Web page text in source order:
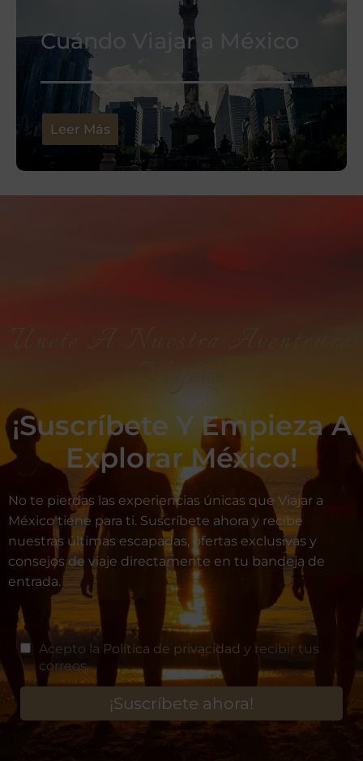
Cuándo Viajar a México
Leer Más
Viajera
¡Suscríbete Y Empieza A
Explorar México!
No te pierdas las experiencias únicas que Viajar a
México tiene para ti. Suscríbete ahora y recibe
nuestras últimas escapadas, ofertas exclusivas y
consejos de viaje directamente en tu bandeja de
entrada.